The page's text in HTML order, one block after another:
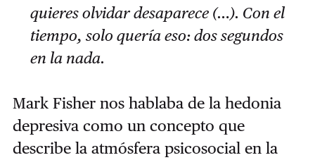
quieres olvidar desaparece (…). Con el
tiempo, solo quería eso: dos segundos
en la nada.
Mark Fisher nos hablaba de la hedonia
depresiva como un concepto que
describe la atmósfera psicosocial en la